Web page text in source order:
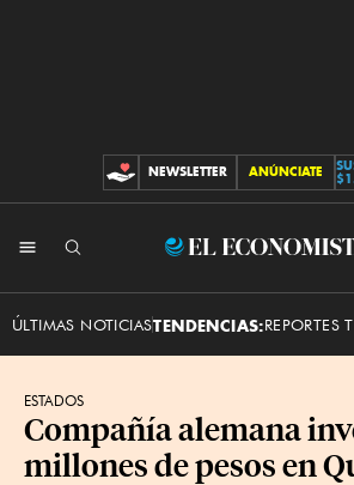
CONTRIBUCIONES
NEWSLETTER ANÚNCIATE
El
ÚLTIMAS NOTICIASTENDENCIAS:REPORTES
ESTADOS
Compañía alemana
millones de pesos en